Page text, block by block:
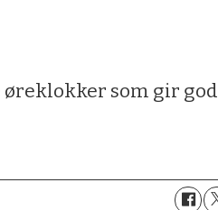
øreklokker som gir god